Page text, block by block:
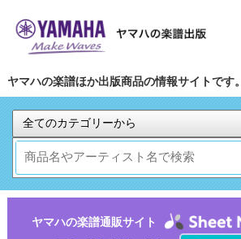
ヤマハの楽譜ほか出版商品の情報サイトです。
ヤマハの楽譜通販サイト